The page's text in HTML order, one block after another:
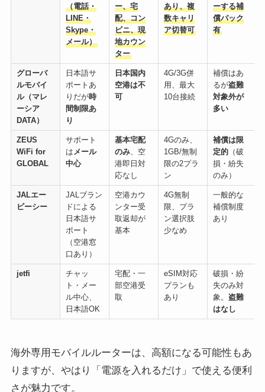
（電話・
LINE・
Skype・
メール）
ー、宅
配、コン
ビニ、現
地カウン
ター
あり、複
数キャリ
ア切替可
ーする補
償パック
有
グローバ
ルモバイ
ル（マレ
ーシア
DATA）
日本語サ
ポートあ
りだが時
間制限あ
り
日本国内
空港は不
可
4G/3G併
用、最大
10台接続
補償はあ
るが盗難
対象外が
多い
ZEUS
WiFi for
GLOBAL
サポート
はメール
中心
基本宅配
のみ、空
港即日対
応なし
4Gのみ、
1GB/無制
限の2プラ
ン
補償は限
定的 （破
損・紛失
のみ）
JALエー
ビーシー
JALブラン
ドによる
日本語サ
ポート
（空港窓
口あり）
空港カウ
ンター受
取返却が
基本
4G無制
限、プラ
ン選択肢
少なめ
一般的な
補償制度
あり
jetfi
チャッ
ト・メー
ル中心、
日本語OK
宅配・一
部空港受
取
eSIM対応
プランも
あり
破損・紛
失のみ対
象。盗難
はなし
海外専用モバイルルーターは、高額になる可能性もあ
りますが、やはり「電源を入れるだけ」で使える便利
さが魅力です。